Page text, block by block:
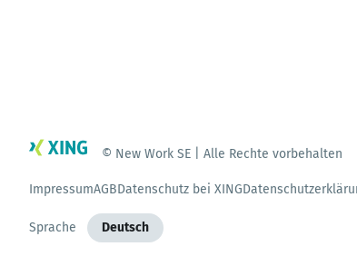
© New Work SE | Alle Rechte vorbehalten
ImpressumAGBDatenschutz bei XING
Sprache Deutsch